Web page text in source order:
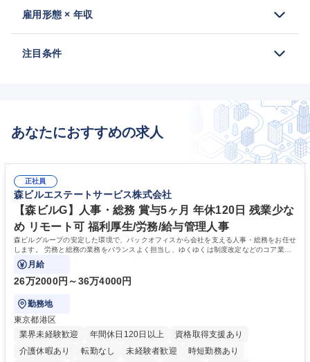
雇用形態 × 年収
注目条件
あなたにおすすめの求人
正社員
森ビルエステートサービス株式会社
【森ビルG】人事・総務 賞与5ヶ月 年休120日 残業少な
め リモート可 福利厚生/労務/給与管理人事
森ビルグループの安定した環境で、バックオフィスから会社を支える人事・総務をお任せ
します。 労務と総務の業務をバランスよく担当し、ゆくゆくは制度改定などのコア業務
にも挑戦できる、やりがいある環境です。
月給
26万2000円～36万4000円
勤務地
東京都港区
業界未経験歓迎
年間休日120日以上
資格取得支援あり
介護休暇あり
転勤なし 未経験者歓迎
時短勤務あり